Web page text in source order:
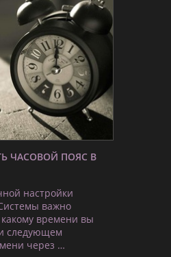
ЧАСОВОЙ ПОЯС В
настройки
важно
времени вы
следующем
через …